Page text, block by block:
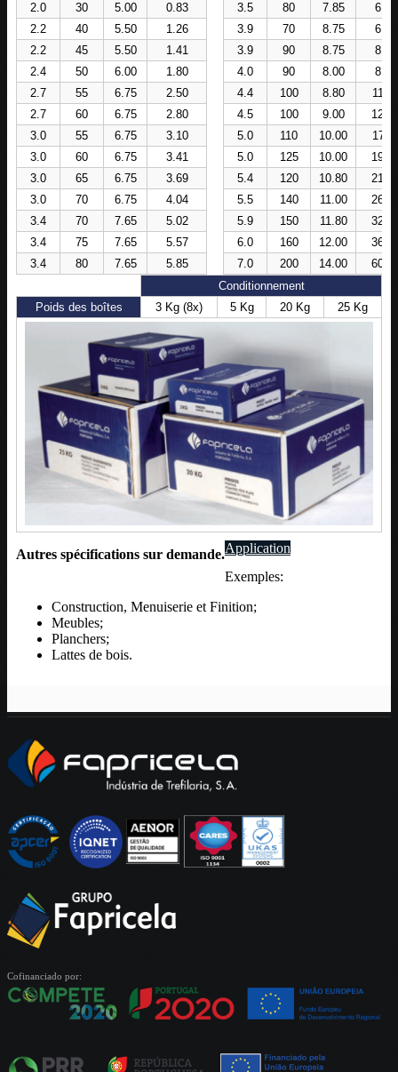
2.0 30 5.00 0.83 3.5 80 7.85
6.17
2.2
40 5.50 1.26 3.9 70 8.75
6.60
2.2
45 5.50 1.41 3.9 90 8.75
8.74
2.4
50 6.00 1.80 4.0 90 8.00
8.95
2.7
55 6.75 2.50 4.4 100 8.80
2.7
60 6.75 2.80 4.5 100 9.00
3.0
55 6.75 3.10 5.0 110 10.00
3.0
60 6.75 3.41 5.0 125 10.00
3.0
65 6.75 3.69 5.4 120 10.80
3.0
70 6.75 4.04 5.5 140 11.00
3.4
70 7.65 5.02 5.9 150 11.80
3.4
75 7.65 5.57 6.0 160 12.00
3.4
80 7.65 5.85 7.0 200 14.00
Conditionnement
Poids des boîtes
3 Kg (8x) 5 Kg 20 Kg 25 Kg
Autres spécifications sur demande.Application
Exemples:
Construction, Menuiserie et Finition;
Meubles;
Planchers;
Lattes de bois.
Cofinanciado por: